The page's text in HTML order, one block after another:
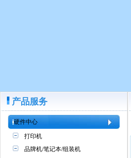
产品服务
硬件中心
打印机
品牌机/笔记本/组装机